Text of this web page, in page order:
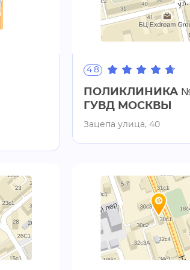
4.8
ПОЛИКЛИНИКА
ГУВД МОСКВЫ
Зацепа улица, 40